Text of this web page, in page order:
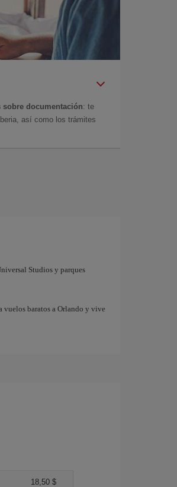
sobre documentación: te
así como los trámites
Studios y parques
vuelos baratos a Orlando y vive
18,50 $